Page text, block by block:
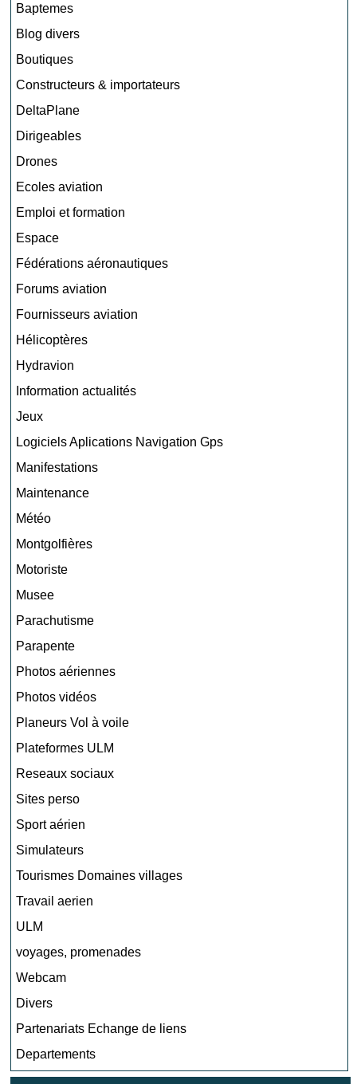
Baptemes
Blog divers
Boutiques
Constructeurs & importateurs
DeltaPlane
Dirigeables
Drones
Ecoles aviation
Emploi et formation
Espace
Fédérations aéronautiques
Forums aviation
Fournisseurs aviation
Hélicoptères
Hydravion
Information actualités
Jeux
Logiciels Aplications Navigation Gps
Manifestations
Maintenance
Météo
Montgolfières
Motoriste
Musee
Parachutisme
Parapente
Photos aériennes
Photos vidéos
Planeurs Vol à voile
Plateformes ULM
Reseaux sociaux
Sites perso
Sport aérien
Simulateurs
Tourismes Domaines villages
Travail aerien
ULM
voyages, promenades
Webcam
Divers
Partenariats Echange de liens
Departements